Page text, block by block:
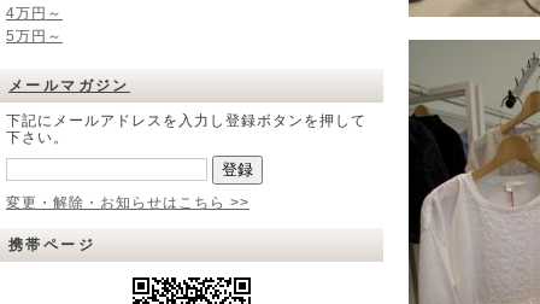
4万円～
5万円～
メールマガジン
下記にメールアドレスを入力し登録ボタンを押して
下さい。
変更・解除・お知らせはこちら >>
携帯ページ